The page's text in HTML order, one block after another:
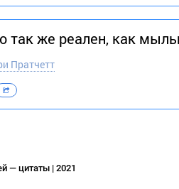
так же реален, как
Пратчетт
— цитаты | 2021